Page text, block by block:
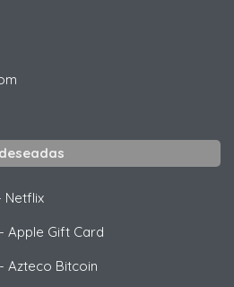
Netflix
- Apple Gift Card
- Azteco Bitcoin